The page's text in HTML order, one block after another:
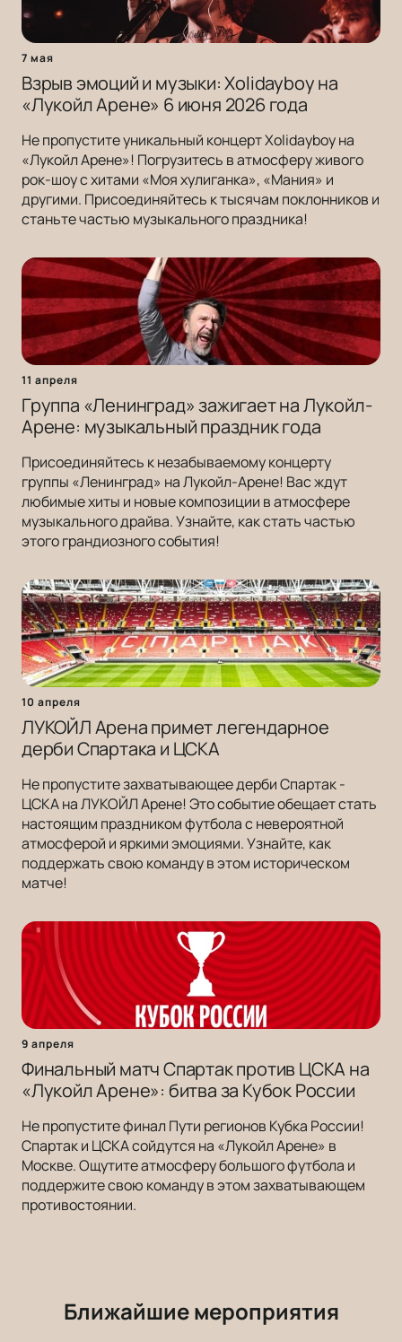
7 мая
Взрыв эмоций и музыки: Xolidayboy на
«Лукойл Арене» 6 июня 2026 года
Не пропустите уникальный концерт Xolidayboy на
«Лукойл Арене»! Погрузитесь в атмосферу живого
рок-шоу с хитами «Моя хулиганка», «Мания» и
другими. Присоединяйтесь к тысячам поклонников и
станьте частью музыкального праздника!
11 апреля
Группа «Ленинград» зажигает на Лукойл-
Арене: музыкальный праздник года
Присоединяйтесь к незабываемому концерту
группы «Ленинград» на Лукойл-Арене! Вас ждут
любимые хиты и новые композиции в атмосфере
музыкального драйва. Узнайте, как стать частью
этого грандиозного события!
10 апреля
ЛУКОЙЛ Арена примет легендарное
дерби Спартака и ЦСКА
Не пропустите захватывающее дерби Спартак -
ЦСКА на ЛУКОЙЛ Арене! Это событие обещает стать
настоящим праздником футбола с невероятной
атмосферой и яркими эмоциями. Узнайте, как
поддержать свою команду в этом историческом
матче!
9 апреля
Финальный матч Спартак против ЦСКА на
«Лукойл Арене»: битва за Кубок России
Не пропустите финал Пути регионов Кубка России!
Спартак и ЦСКА сойдутся на «Лукойл Арене» в
Москве. Ощутите атмосферу большого футбола и
поддержите свою команду в этом захватывающем
противостоянии.
Ближайшие мероприятия